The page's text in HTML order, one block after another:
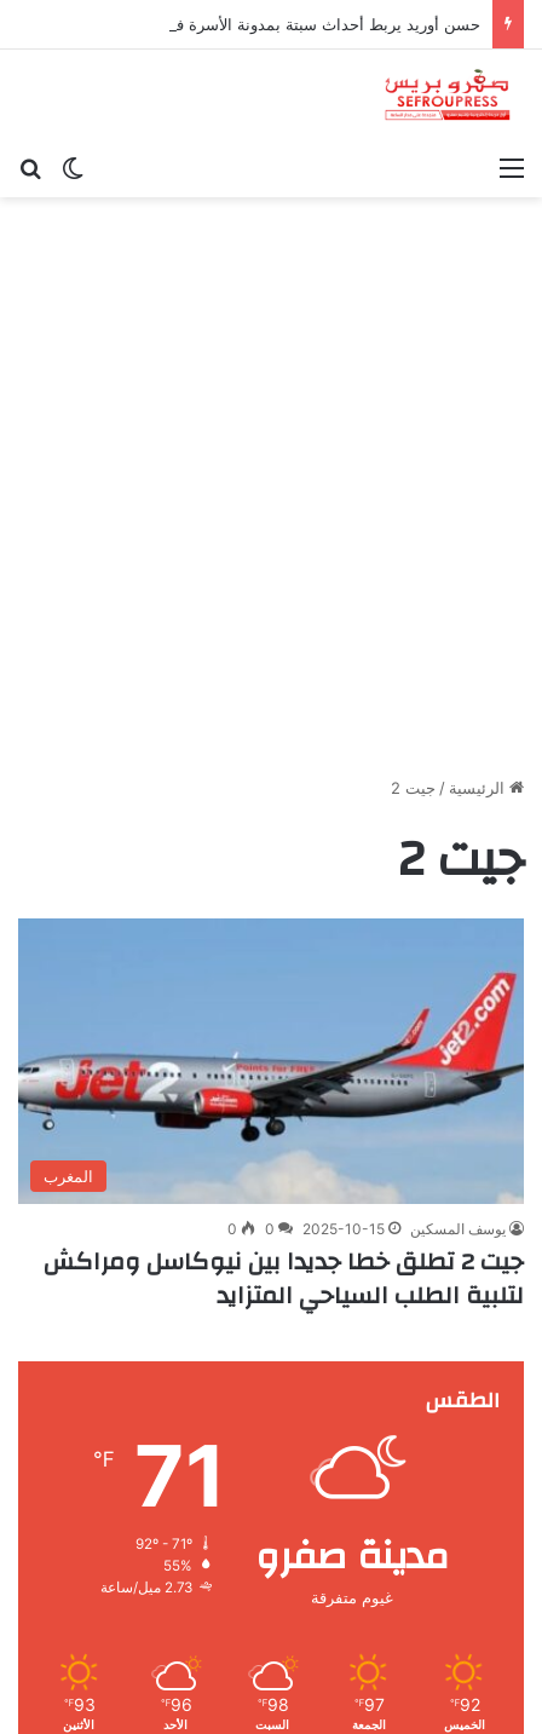
الوضع القائمة
الرئيسية / جيت 2
جيت 2
المغرب
يوسف المسكين 2025-10-15
0
0
جيت 2 تطلق خطا جديدا بين نيوكاسل ومراكش
لتلبية الطلب السياحي المتزايد
الطقس
مدينة صفرو
غيوم متفرقة
71
℉
55%
2.73 ميل/ساعة
92
℉
الخميس
97
℉
الجمعة
98
℉
السبت
96
℉
الأحد
93
℉
الأثنين